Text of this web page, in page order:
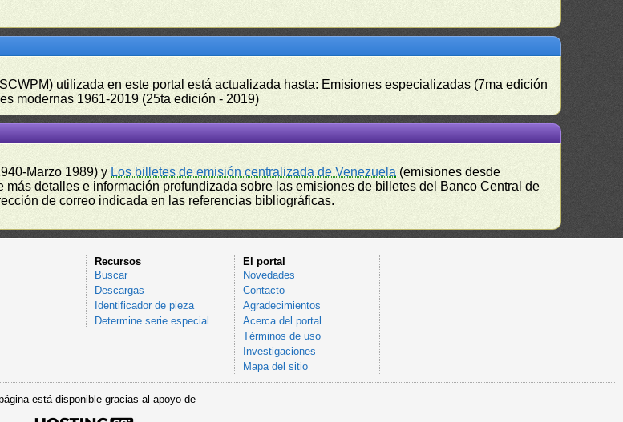
utilizada en este portal está actualizada hasta: Emisiones especializadas (7ma edición
modernas 1961-2019 (25ta edición - 2019)
Marzo 1989) y Los billetes de emisión centralizada de Venezuela (emisiones desde
detalles e información profundizada sobre las emisiones de billetes del Banco Central de
de correo indicada en las referencias bibliográficas.
Recursos
Buscar
Descargas
Identificador de pieza
Determine serie especial
El portal
Novedades
Contacto
Agradecimientos
Acerca del portal
Términos de uso
Investigaciones
Mapa del sitio
está disponible gracias al apoyo de